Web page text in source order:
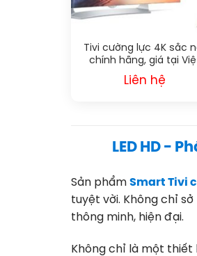
Tivi cường lực 4K sắc
chính hãng, giá tại
Nam
Liên hệ
LED HD -
Sản phẩm Smart Tivi
tuyệt vời. Không chỉ
thông minh, hiện đại.
Không chỉ là một thiết